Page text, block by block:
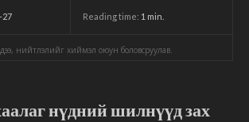
27 Reading time: 1 min.
нийтлэлийг хиймэл оюун боловсруулав.
нүдний шилнүүд зах